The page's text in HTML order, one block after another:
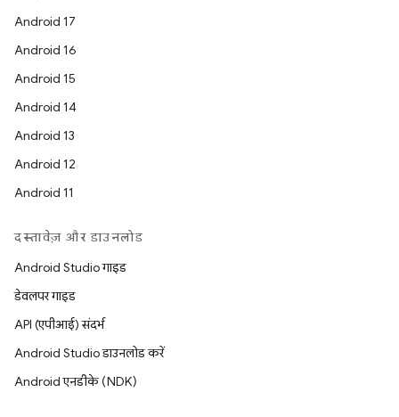
Android 17
Android 16
Android 15
Android 14
Android 13
Android 12
Android 11
दस्तावेज़ और डाउनलोड
Android Studio गाइड
डेवलपर गाइड
API (एपीआई) संदर्भ
Android Studio डाउनलोड करें
Android एनडीके (NDK)